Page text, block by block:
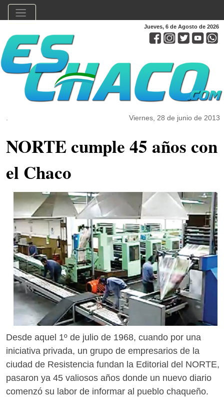
Jueves, 6 de Agosto de 2026
Viernes, 28 de junio de 2013
NORTE cumple 45 años con
el Chaco
Desde aquel 1º de julio de 1968, cuando por una
iniciativa privada, un grupo de empresarios de la
ciudad de Resistencia fundan la Editorial del NORTE,
pasaron ya 45 valiosos años donde un nuevo diario
comenzó su labor de informar al pueblo chaqueño.